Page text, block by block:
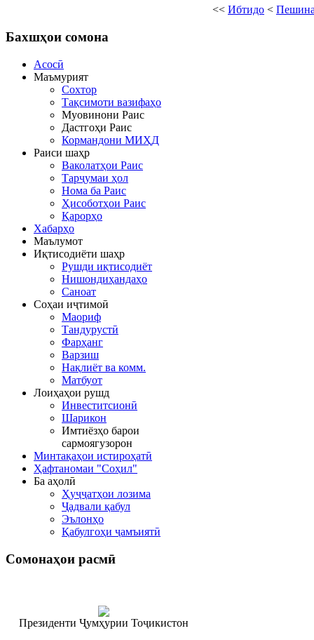
<< Ибтидо <
Бахшҳои сомона
Асосӣ
Маъмурият
Сохтор
Тақсимоти вазифаҳо
Муовинони Раис
Дастгоҳи Раис
Кормандони МИҲД
Раиси шаҳр
Ваколатҳои Раис
Тарҷумаи ҳол
Нома ба Раис
Ҳисоботҳои Раис
Қарорҳо
Хабарҳо
Маълумот
Иқтисодиёти шаҳр
Рушди иқтисодиёт
Нишондиҳандаҳо
Саноат
Соҳаи иҷтимоӣ
Маориф
Тандурустӣ
Фарҳанг
Варзиш
Нақлиёт ва комм.
Матбуот
Лоиҳаҳои рушд
Инвеститсионӣ
Шарикон
Имтиёзҳо барои
сармоягузорон
Минтақаҳои истироҳатӣ
Ҳафтаномаи "Соҳил"
Ба аҳолӣ
Ҳуҷҷатҳои лозима
Ҷадвали қабул
Эълонҳо
Қабулгоҳи ҷамъиятӣ
Сомонаҳои расмӣ
Президенти Ҷумҳурии Тоҷикистон